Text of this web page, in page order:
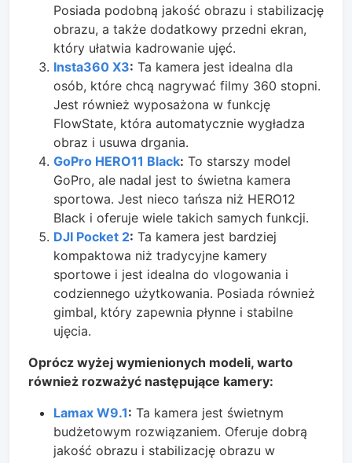
Posiada podobną jakość obrazu i stabilizację
obrazu, a także dodatkowy przedni ekran,
który ułatwia kadrowanie ujęć.
Insta360 X3: Ta kamera jest idealna dla
osób, które chcą nagrywać filmy 360 stopni.
Jest również wyposażona w funkcję
FlowState, która automatycznie wygładza
obraz i usuwa drgania.
GoPro HERO11 Black: To starszy model
GoPro, ale nadal jest to świetna kamera
sportowa. Jest nieco tańsza niż HERO12
Black i oferuje wiele takich samych funkcji.
DJI Pocket 2: Ta kamera jest bardziej
kompaktowa niż tradycyjne kamery
sportowe i jest idealna do vlogowania i
codziennego użytkowania. Posiada również
gimbal, który zapewnia płynne i stabilne
ujęcia.
Oprócz wyżej wymienionych modeli, warto
również rozważyć następujące kamery:
Lamax W9.1: Ta kamera jest świetnym
budżetowym rozwiązaniem. Oferuje dobrą
jakość obrazu i stabilizację obrazu w